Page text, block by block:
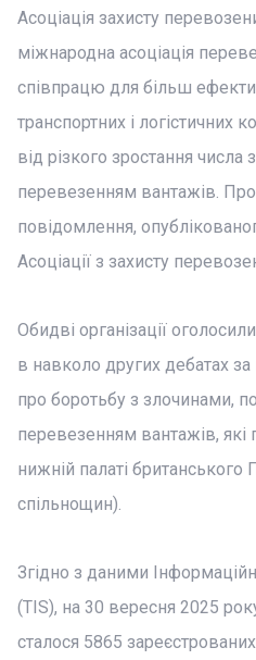
Асоціація захисту
міжнародна асоціація
співпрацю для більш
транспортних і логістичних
від різкого зростання числа
перевезенням вантажів.
повідомлення,
Асоціації з захисту
Обидві організації
в навколо других дебатах
про боротьбу з злочинами,
перевезенням вантажів, які
нижній палаті
спільнощин).
Згідно з даними
(TIS), на 30 вересня 2025
сталося 5865